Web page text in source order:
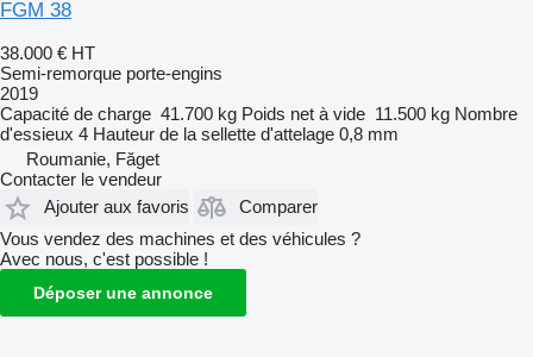
FGM 38
38.000 € HT
Semi-remorque porte-engins
2019
Capacité de charge 41.700 kg Poids net à vide 11.500 kg Nombre
d'essieux 4 Hauteur de la sellette d'attelage 0,8 mm
Roumanie, Făget
Contacter le vendeur
Ajouter aux favoris
Comparer
Vous vendez des machines et des véhicules ?
Avec nous, c'est possible !
Déposer une annonce